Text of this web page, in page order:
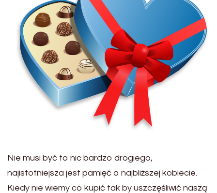
Nie musi być to nic bardzo drogiego,
najistotniejsza jest pamięć o najbliższej kobiecie.
Kiedy nie wiemy co kupić tak by uszczęśliwić naszą